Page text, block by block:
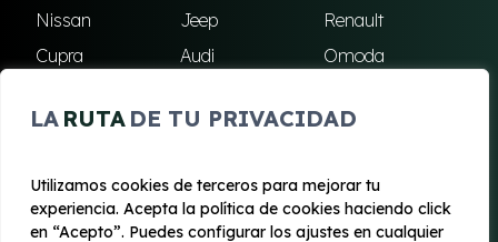
LA RUTA DE TU PRIVACIDAD
Utilizamos cookies de terceros para mejorar tu
experiencia. Acepta la política de cookies haciendo click
en “Acepto”. Puedes configurar los ajustes en cualquier
Nissan
Jeep
Renault
Cupra
Audi
Omoda
Skoda
Ford Todas las marcas
© 2020 - 2026 Renting Mallorca